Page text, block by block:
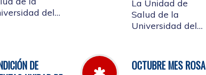
del
del 23 al
abril de
La Unidad de
Salud de la
Universidad del
Moderadoras,
Copagos y UPC
DE
OCTUBRE MES ROSA